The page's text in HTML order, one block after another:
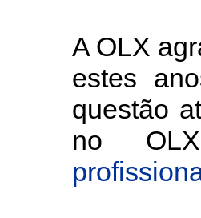
A OLX
estes
questão
no